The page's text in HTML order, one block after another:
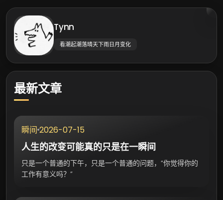
Tynn
看潮起潮落晴天下雨日月变化
最新文章
瞬间 2026-07-15
人生的改变可能真的只是在一瞬间
只是一个普通的下午，只是一个普通的问题，“你觉得你的
工作有意义吗？”